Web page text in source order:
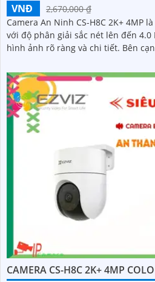
VNĐ
2,670,000 ₫
Camera An Ninh CS-H8C 2K+ 4MP
với độ phân giải sắc nét lên đến 4.0
hình ảnh rõ
CAMERA CS-H8C 2K+ 4MP